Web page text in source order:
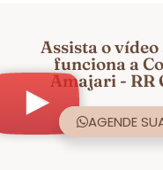
Assista o
funciona a
Amajari - RR
AGENDE